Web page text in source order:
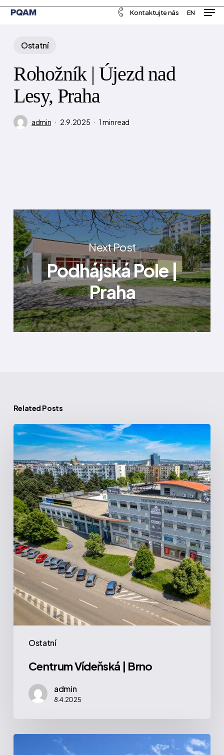
Skip
content
Kontaktujte nás EN
Ostatní
Rohožník | Újezd nad
Lesy, Praha
admin 2.9.2025 1 min read
Next Post
Podhájská Pole |
Praha
Related Posts
Ostatní
Centrum
Vídeňská
|
Brno
Centrum Vídeňská | Brno
admin
8.4.2025
Menu